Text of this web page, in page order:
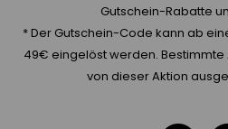
Gutschein-Rabatte
* Der Gutschein-Code kann ab
49€ eingelöst werden. Bestimmte
von dieser Aktion